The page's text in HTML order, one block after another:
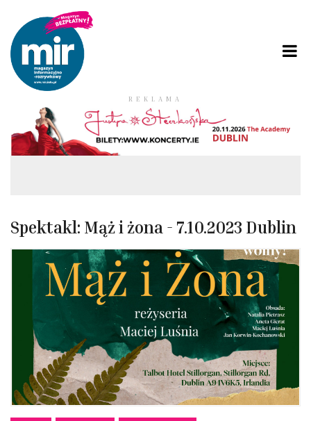
REKLAMA
Spektakl: Mąż i żona - 7.10.2023 Dublin